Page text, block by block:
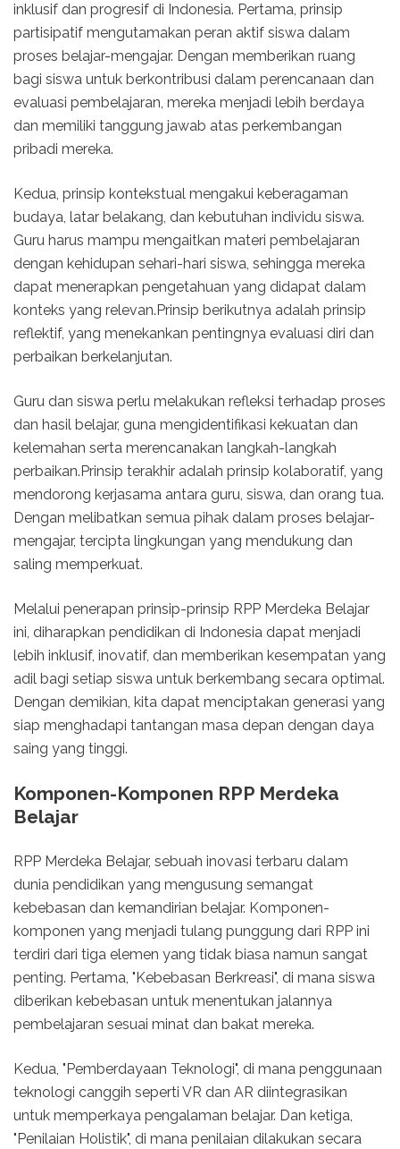
inklusif dan progresif di Indonesia. Pertama, prinsip
partisipatif mengutamakan peran aktif siswa dalam
proses belajar-mengajar. Dengan memberikan ruang
bagi siswa untuk berkontribusi dalam perencanaan dan
evaluasi pembelajaran, mereka menjadi lebih berdaya
dan memiliki tanggung jawab atas perkembangan
pribadi mereka.
Kedua, prinsip kontekstual mengakui keberagaman
budaya, latar belakang, dan kebutuhan individu siswa.
Guru harus mampu mengaitkan materi pembelajaran
dengan kehidupan sehari-hari siswa, sehingga mereka
dapat menerapkan pengetahuan yang didapat dalam
konteks yang relevan.Prinsip berikutnya adalah prinsip
reflektif, yang menekankan pentingnya evaluasi diri dan
perbaikan berkelanjutan.
Guru dan siswa perlu melakukan refleksi terhadap proses
dan hasil belajar, guna mengidentifikasi kekuatan dan
kelemahan serta merencanakan langkah-langkah
perbaikan.Prinsip terakhir adalah prinsip kolaboratif, yang
mendorong kerjasama antara guru, siswa, dan orang tua.
Dengan melibatkan semua pihak dalam proses belajar-
mengajar, tercipta lingkungan yang mendukung dan
saling memperkuat.
Melalui penerapan prinsip-prinsip RPP Merdeka Belajar
ini, diharapkan pendidikan di Indonesia dapat menjadi
lebih inklusif, inovatif, dan memberikan kesempatan yang
adil bagi setiap siswa untuk berkembang secara optimal.
Dengan demikian, kita dapat menciptakan generasi yang
siap menghadapi tantangan masa depan dengan daya
saing yang tinggi.
Komponen-Komponen RPP Merdeka
Belajar
RPP Merdeka Belajar, sebuah inovasi terbaru dalam
dunia pendidikan yang mengusung semangat
kebebasan dan kemandirian belajar. Komponen-
komponen yang menjadi tulang punggung dari RPP ini
terdiri dari tiga elemen yang tidak biasa namun sangat
penting. Pertama, "Kebebasan Berkreasi", di mana siswa
diberikan kebebasan untuk menentukan jalannya
pembelajaran sesuai minat dan bakat mereka.
Kedua, "Pemberdayaan Teknologi", di mana penggunaan
teknologi canggih seperti VR dan AR diintegrasikan
untuk memperkaya pengalaman belajar. Dan ketiga,
"Penilaian Holistik", di mana penilaian dilakukan secara